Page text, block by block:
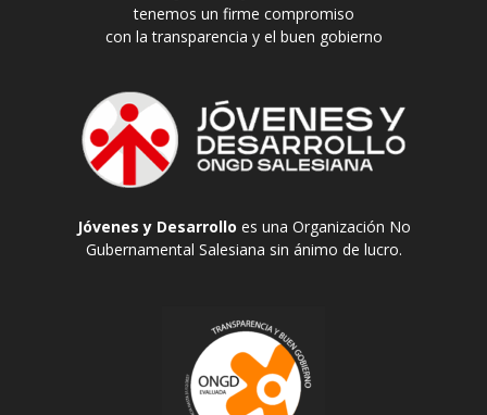
tenemos un firme compromiso
con la transparencia y el buen gobierno
Jóvenes y Desarrollo es una Organización No
Gubernamental Salesiana sin ánimo de lucro.